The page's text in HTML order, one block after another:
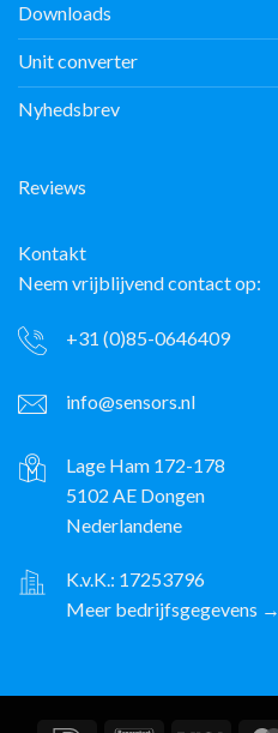
Downloads
Unit converter
Nyhedsbrev
Reviews
Kontakt
Neem vrijblijvend contact op:
+31 (0)85-0646409
info@sensors.nl
Lage Ham 172-178
5102 AE Dongen
Nederlandene
K.v.K.: 17253796
Meer bedrijfsgegevens →